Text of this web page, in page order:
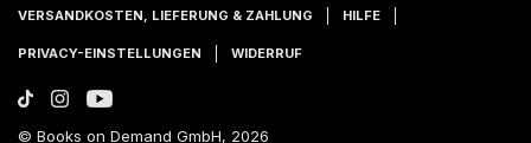
VERSANDKOSTEN, LIEFERUNG & ZAHLUNG HILFE
PRIVACY-EINSTELLUNGEN WIDERRUF
© Books on Demand GmbH, 2026